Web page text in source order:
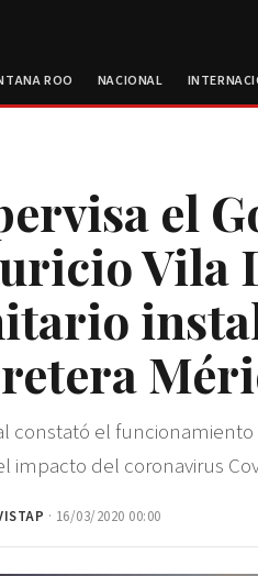
ROO NACIONAL
el
Vila
constató el
impacto del coronavirus
· 16/03/2020 00:00